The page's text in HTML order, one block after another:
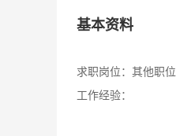
基本资料
求职岗位： 其他职位
工作经验：